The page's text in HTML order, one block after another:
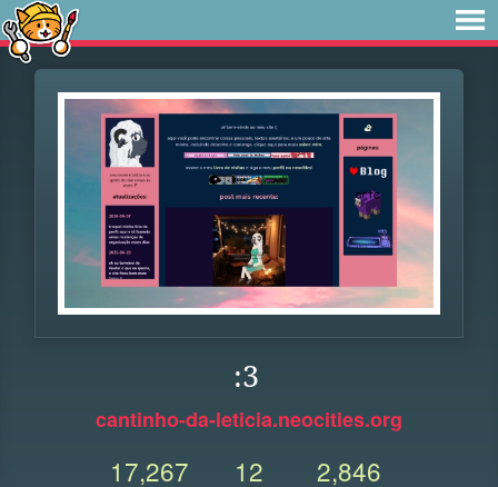
:3
cantinho-da-leticia.neocities.org
17,267 12 2,846